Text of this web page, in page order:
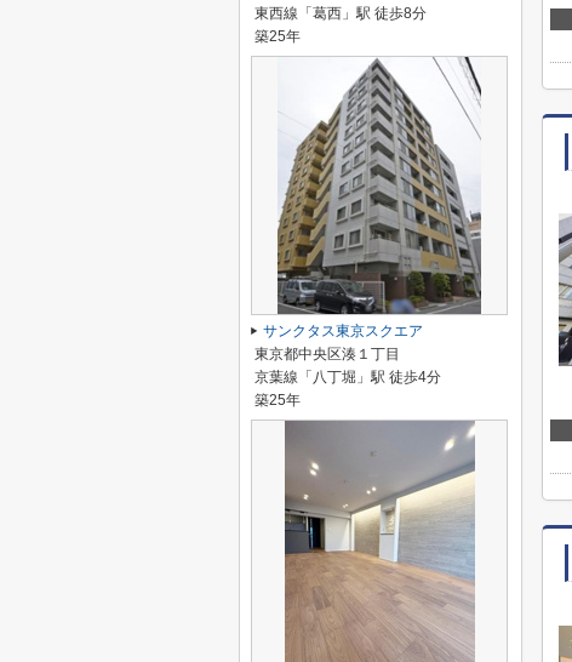
東西線「葛西」駅 徒歩8分
築25年
サンクタス東京スクエア
東京都中央区湊１丁目
京葉線「八丁堀」駅 徒歩4分
築25年